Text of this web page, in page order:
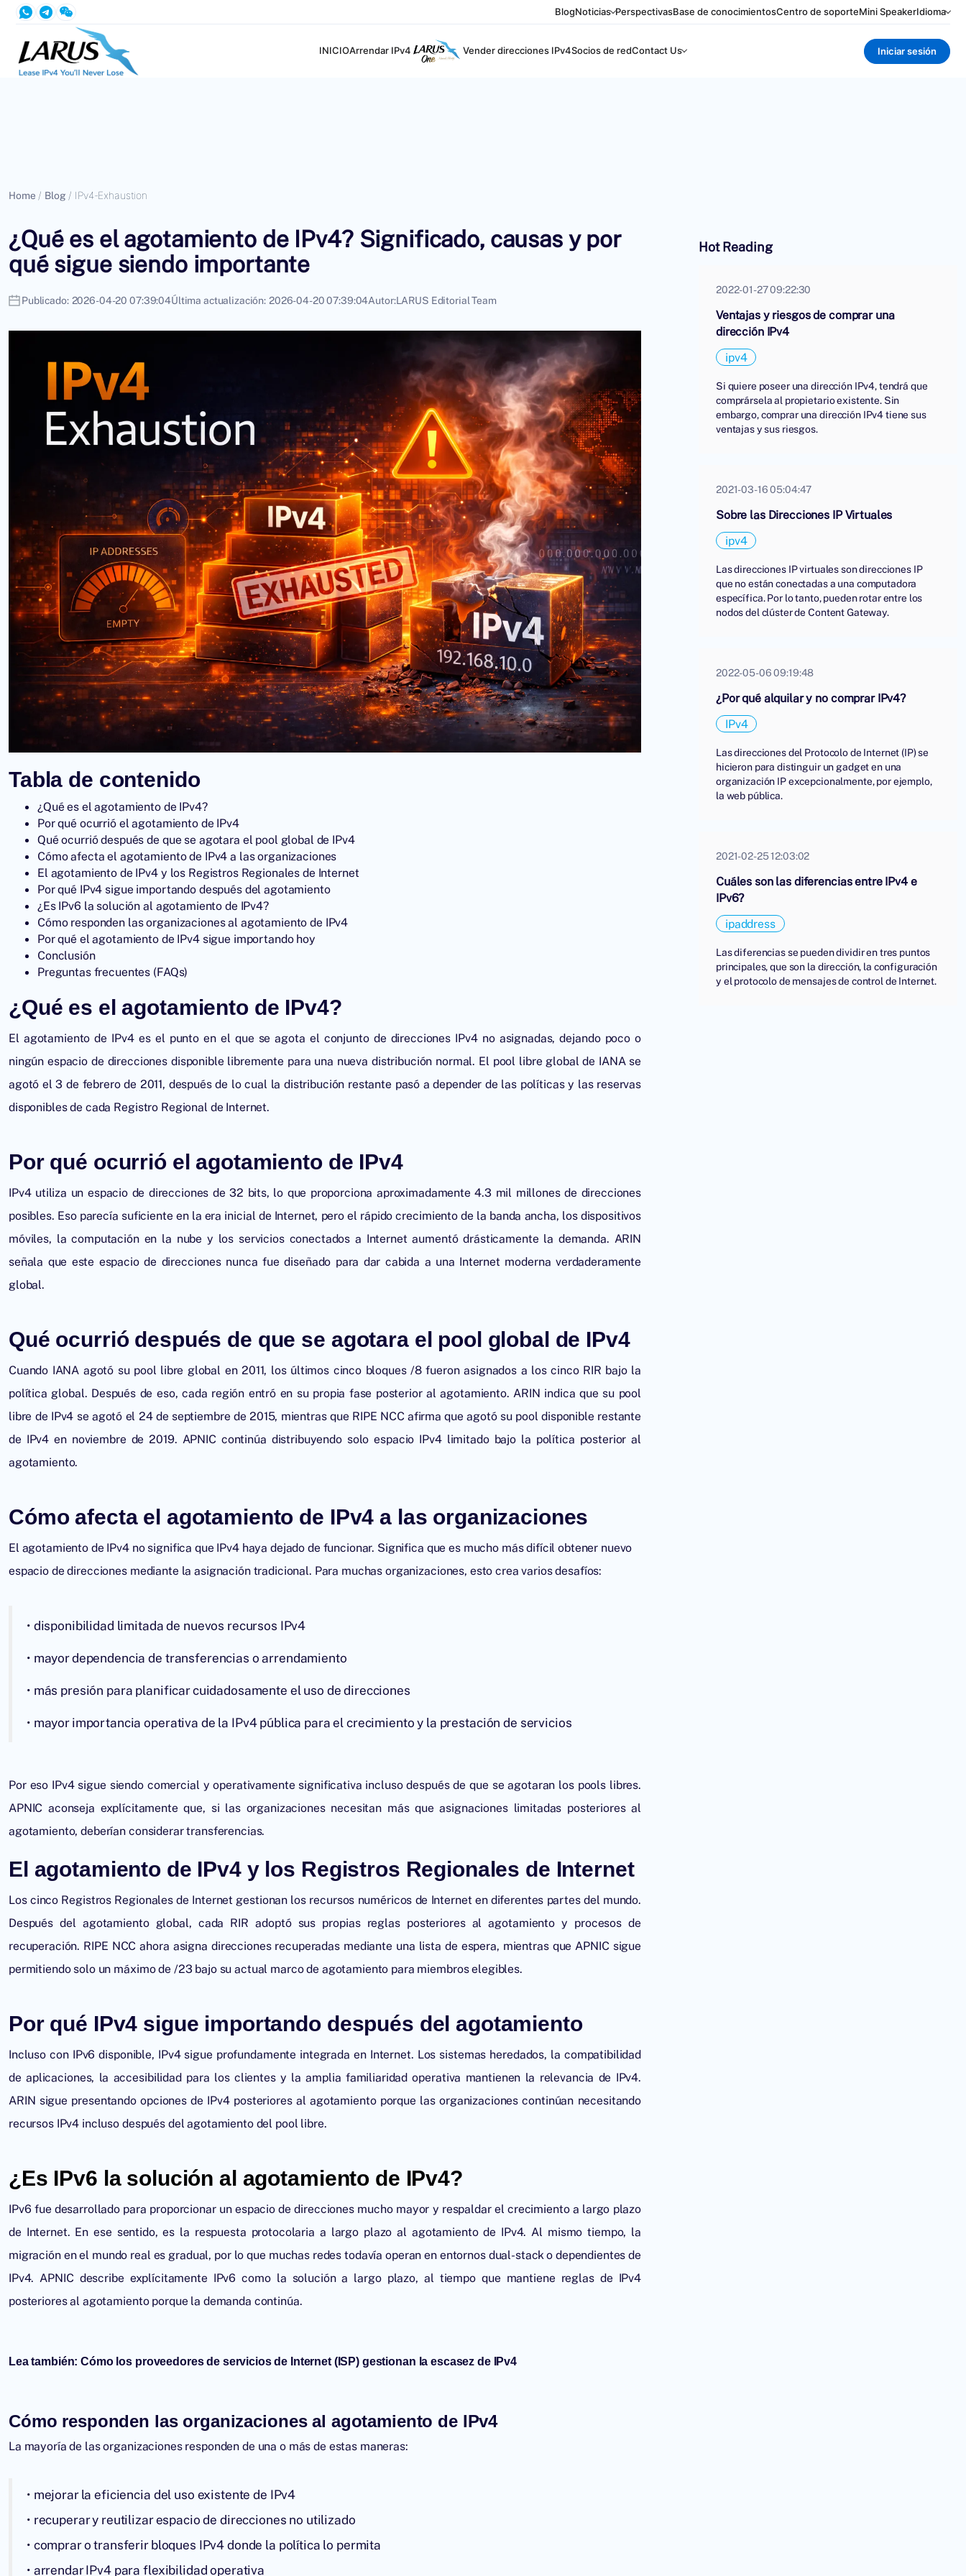
BlogNoticias PerspectivasBase de conocimientosCentro de soporteMini SpeakerIdioma
INICIOArrendar IPv4 Vender direcciones IPv4Socios de redContact Us Iniciar sesión
Home / Blog / IPv4-Exhaustion
¿Qué es el agotamiento de IPv4? Significado, causas y por
qué sigue siendo importante
Publicado: 2026-04-20 07:39:04Última actualización: 2026-04-20 07:39:04Autor:LARUS Editorial Team
Tabla de contenido
¿Qué es el agotamiento de IPv4?
Por qué ocurrió el agotamiento de IPv4
Qué ocurrió después de que se agotara el pool global de IPv4
Cómo afecta el agotamiento de IPv4 a las organizaciones
El agotamiento de IPv4 y los Registros Regionales de Internet
Por qué IPv4 sigue importando después del agotamiento
¿Es IPv6 la solución al agotamiento de IPv4?
Cómo responden las organizaciones al agotamiento de IPv4
Por qué el agotamiento de IPv4 sigue importando hoy
Conclusión
Preguntas frecuentes (FAQs)
¿Qué es el agotamiento de IPv4?
El agotamiento de IPv4 es el punto en el que se agota el conjunto de direcciones IPv4 no asignadas, dejando poco o
ningún espacio de direcciones disponible libremente para una nueva distribución normal. El pool libre global de IANA se
agotó el 3 de febrero de 2011, después de lo cual la distribución restante pasó a depender de las políticas y las reservas
disponibles de cada Registro Regional de Internet.
Por qué ocurrió el agotamiento de IPv4
IPv4 utiliza un espacio de direcciones de 32 bits, lo que proporciona aproximadamente 4.3 mil millones de direcciones
posibles. Eso parecía suficiente en la era inicial de Internet, pero el rápido crecimiento de la banda ancha, los dispositivos
móviles, la computación en la nube y los servicios conectados a Internet aumentó drásticamente la demanda. ARIN
señala que este espacio de direcciones nunca fue diseñado para dar cabida a una Internet moderna verdaderamente
global.
Qué ocurrió después de que se agotara el pool global de IPv4
Cuando IANA agotó su pool libre global en 2011, los últimos cinco bloques /8 fueron asignados a los cinco RIR bajo la
política global. Después de eso, cada región entró en su propia fase posterior al agotamiento. ARIN indica que su pool
libre de IPv4 se agotó el 24 de septiembre de 2015, mientras que RIPE NCC afirma que agotó su pool disponible restante
de IPv4 en noviembre de 2019. APNIC continúa distribuyendo solo espacio IPv4 limitado bajo la política posterior al
agotamiento.
Cómo afecta el agotamiento de IPv4 a las organizaciones
El agotamiento de IPv4 no significa que IPv4 haya dejado de funcionar. Significa que es mucho más difícil obtener nuevo
espacio de direcciones mediante la asignación tradicional. Para muchas organizaciones, esto crea varios desafíos:
• disponibilidad limitada de nuevos recursos IPv4
• mayor dependencia de transferencias o arrendamiento
• más presión para planificar cuidadosamente el uso de direcciones
• mayor importancia operativa de la IPv4 pública para el crecimiento y la prestación de servicios
Por eso IPv4 sigue siendo comercial y operativamente significativa incluso después de que se agotaran los pools libres.
APNIC aconseja explícitamente que, si las organizaciones necesitan más que asignaciones limitadas posteriores al
agotamiento, deberían considerar transferencias.
El agotamiento de IPv4 y los Registros Regionales de Internet
Los cinco Registros Regionales de Internet gestionan los recursos numéricos de Internet en diferentes partes del mundo.
Después del agotamiento global, cada RIR adoptó sus propias reglas posteriores al agotamiento y procesos de
recuperación. RIPE NCC ahora asigna direcciones recuperadas mediante una lista de espera, mientras que APNIC sigue
permitiendo solo un máximo de /23 bajo su actual marco de agotamiento para miembros elegibles.
Por qué IPv4 sigue importando después del agotamiento
Incluso con IPv6 disponible, IPv4 sigue profundamente integrada en Internet. Los sistemas heredados, la compatibilidad
de aplicaciones, la accesibilidad para los clientes y la amplia familiaridad operativa mantienen la relevancia de IPv4.
ARIN sigue presentando opciones de IPv4 posteriores al agotamiento porque las organizaciones continúan necesitando
recursos IPv4 incluso después del agotamiento del pool libre.
¿Es IPv6 la solución al agotamiento de IPv4?
IPv6 fue desarrollado para proporcionar un espacio de direcciones mucho mayor y respaldar el crecimiento a largo plazo
de Internet. En ese sentido, es la respuesta protocolaria a largo plazo al agotamiento de IPv4. Al mismo tiempo, la
migración en el mundo real es gradual, por lo que muchas redes todavía operan en entornos dual-stack o dependientes de
IPv4. APNIC describe explícitamente IPv6 como la solución a largo plazo, al tiempo que mantiene reglas de IPv4
posteriores al agotamiento porque la demanda continúa.
Lea también:Cómo los proveedores de servicios de Internet (ISP) gestionan la escasez de IPv4
Cómo responden las organizaciones al agotamiento de IPv4
La mayoría de las organizaciones responden de una o más de estas maneras:
• mejorar la eficiencia del uso existente de IPv4
• recuperar y reutilizar espacio de direcciones no utilizado
• comprar o transferir bloques IPv4 donde la política lo permita
• arrendar IPv4 para flexibilidad operativa
Hot Reading
2022-01-27 09:22:30
Ventajas y riesgos de comprar una
dirección IPv4
ipv4
Si quiere poseer una dirección IPv4, tendrá que
comprársela al propietario existente. Sin
embargo, comprar una dirección IPv4 tiene sus
ventajas y sus riesgos.
2021-03-16 05:04:47
Sobre las Direcciones IP Virtuales
ipv4
Las direcciones IP virtuales son direcciones IP
que no están conectadas a una computadora
específica. Por lo tanto, pueden rotar entre los
nodos del clúster de Content Gateway.
2022-05-06 09:19:48
¿Por qué alquilar y no comprar IPv4?
IPv4
Las direcciones del Protocolo de Internet (IP) se
hicieron para distinguir un gadget en una
organización IP excepcionalmente, por ejemplo,
la web pública.
2021-02-25 12:03:02
Cuáles son las diferencias entre IPv4 e
IPv6?
ipaddress
Las diferencias se pueden dividir en tres puntos
principales, que son la dirección, la configuración
y el protocolo de mensajes de control de Internet.